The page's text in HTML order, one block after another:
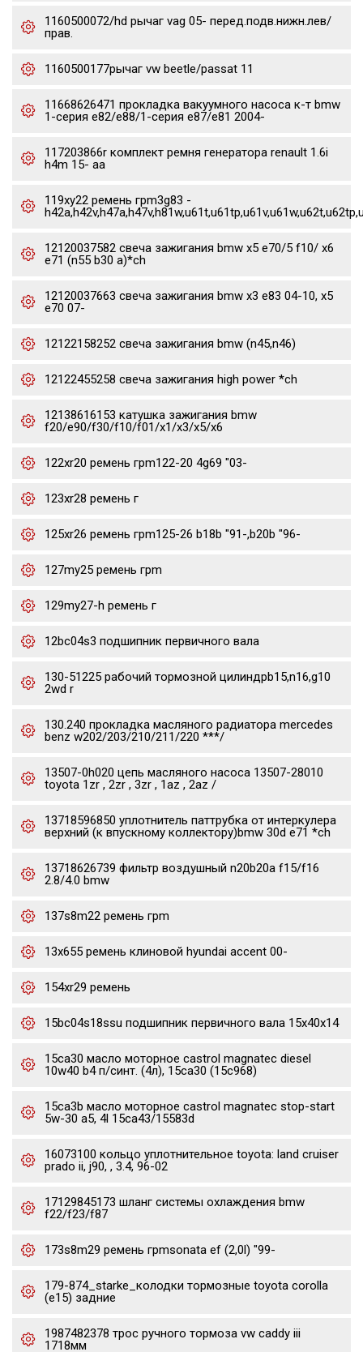
1160500072/hd рычаг vag 05- перед.подв.нижн.лев/
прав.
1160500177рычаг vw beetle/passat 11
11668626471 прокладка вакуумного насоса к-т bmw
1-серия e82/e88/1-серия e87/e81 2004-
117203866r комплект ремня генератора renault 1.6i
h4m 15- aa
119xy22 ремень грm3g83 -
12120037582 свеча зажигания bmw x5 e70/5 f10/ x6
e71 (n55 b30 a)*ch
12120037663 свеча зажигания bmw x3 e83 04-10, x5
e70 07-
12122158252 свеча зажигания bmw (n45,n46)
12122455258 свеча зажигания high power *ch
12138616153 катушка зажигания bmw
f20/e90/f30/f10/f01/x1/x3/x5/x6
122xr20 ремень грm122-20 4g69 "03-
123xr28 ремень г
125xr26 ремень грm125-26 b18b "91-,b20b "96-
127my25 ремень грm
129my27-h ремень г
12bc04s3 подшипник первичного вала
130-51225 рабочий тормозной цилиндрb15,n16,g10
2wd r
130.240 прокладка масляного радиатора mercedes
benz w202/203/210/211/220 ***/
13507-0h020 цепь масляного насоса 13507-28010
toyota 1zr , 2zr , 3zr , 1az , 2az /
13718596850 уплотнитель паттрубка от интеркулера
верхний (к впускному коллектору)bmw 30d e71 *ch
13718626739 фильтр воздушный n20b20a f15/f16
2.8/4.0 bmw
137s8m22 ремень грm
13x655 ремень клиновой hyundai accent 00-
154xr29 ремень
15bc04s18ssu подшипник первичного вала 15x40x14
15ca30 масло моторное castrol magnatec diesel
10w40 b4 п/синт. (4л), 15ca30 (15c968)
15ca3b масло моторное castrol magnatec stop-start
5w-30 a5, 4l 15ca43/15583d
16073100 кольцо уплотнительное toyota: land cruiser
prado ii, j90, , 3.4, 96-02
17129845173 шланг системы охлаждения bmw
f22/f23/f87
173s8m29 ремень грmsonata ef (2,0l) "99-
179-874_starke_колодки тормозные toyota corolla
(e15) задние
1987482378 трос ручного тормоза vw caddy iii
1718мм